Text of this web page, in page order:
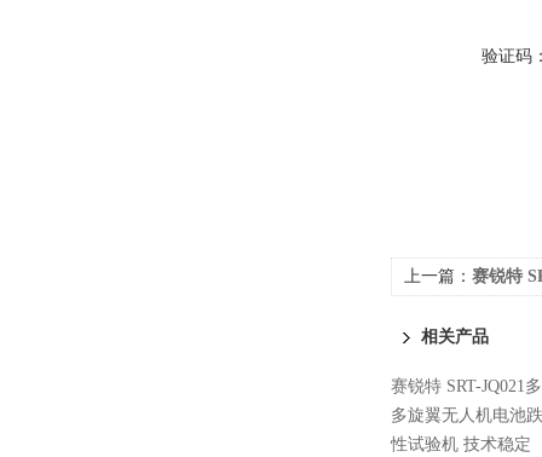
验证码
上一篇： 赛锐特
相关产品
赛锐特 SRT-JQ021
多旋翼无人机电池
性试验机 技术稳定